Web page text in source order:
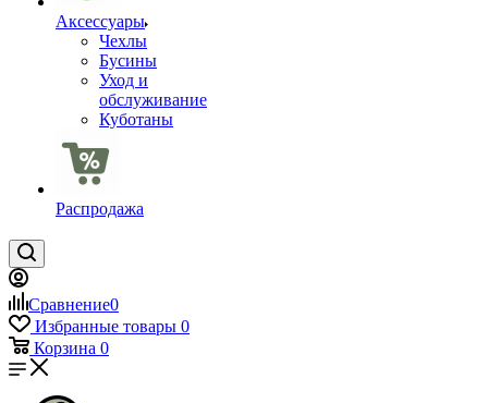
Аксессуары
Чехлы
Бусины
Уход и
обслуживание
Куботаны
Распродажа
Сравнение0
Избранные товары 0
Корзина 0